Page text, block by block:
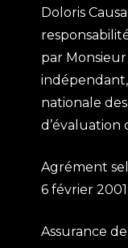
Doloris
par
nationale
d’évaluation
Agrément
6 février
Assurance